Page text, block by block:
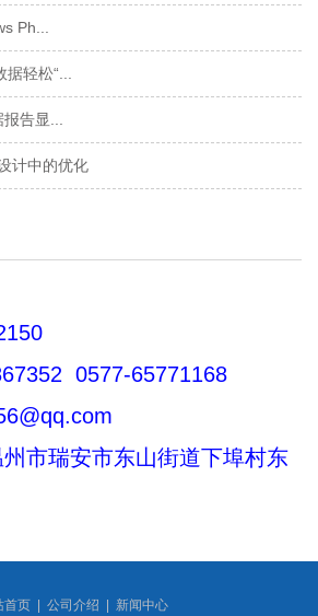
Ph...
轻松“...
告显...
计中的优化
0577-65771168
州市瑞安市东山街道下埠村东
首页 公司介绍 新闻中心